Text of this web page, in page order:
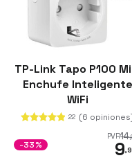
TP-Link Tapo P100
Enchufe Inteligente
WiFi
22 (6
PVR14
9
-33%